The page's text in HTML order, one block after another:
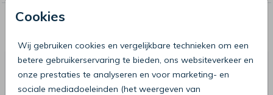
Cookies
Wij gebruiken cookies en vergelijkbare technieken om een
betere gebruikerservaring te bieden, ons websiteverkeer en
onze prestaties te analyseren en voor marketing- en
sociale mediadoeleinden (het weergeven van
Deze producten zijn wellicht ook iets
voor je